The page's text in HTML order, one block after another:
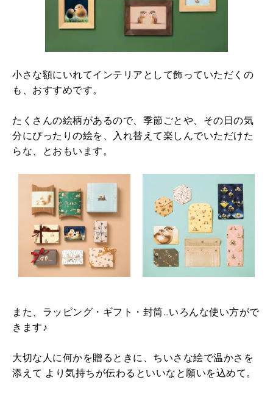
小さな額にいれてインテリアとして飾っていただくの
も、おすすめです。
たくさんの絵柄があるので、季節ごとや、その日の気
分にぴったりの絵を、入れ替えて楽しんでいただけた
らな、とおもいます。
また、ラッピング・ギフト・封筒…いろんな使い方がで
きます♪
大切な人に何かを贈るときに、ちいさな絵で温かさを
添えて より気持ちが伝わるといいなと願いを込めて。